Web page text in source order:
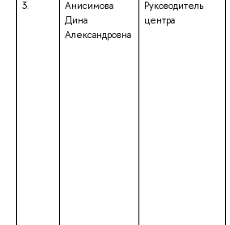
3.
Анисимова
Дина
Александровна
Руководитель
центра